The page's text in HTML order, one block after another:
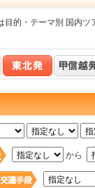
的・テーマ別 国内ツ
から